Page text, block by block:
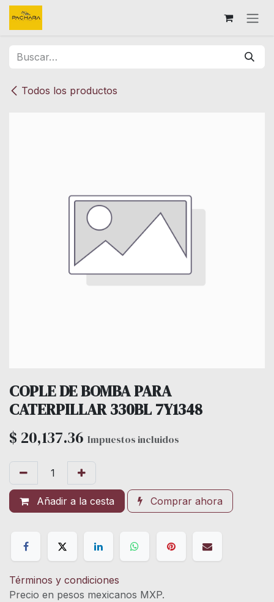
Ir al contenido
Todos los productos
COPLE DE BOMBA PARA
CATERPILLAR 330BL 7Y1348
$ 20,137.36 Impuestos incluidos
Añadir a la cesta Comprar ahora
Términos y condiciones
Precio en pesos mexicanos MXP.